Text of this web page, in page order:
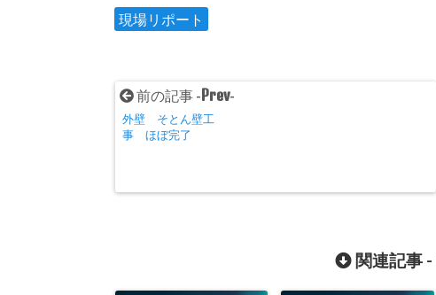
現場リポート
前の記事 - Prev-
外壁 そとん壁工
事 ほぼ完了
関連記事 -